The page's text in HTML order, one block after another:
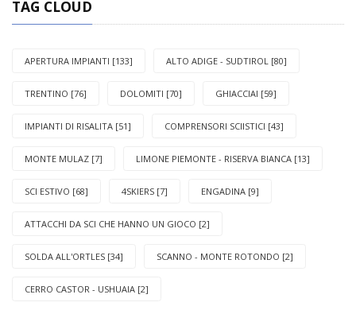
TAG CLOUD
APERTURA IMPIANTI [133] ALTO ADIGE - SUDTIROL [80]
TRENTINO [76] DOLOMITI [70] GHIACCIAI [59]
IMPIANTI DI RISALITA [51] COMPRENSORI SCIISTICI [43]
MONTE MULAZ [7] LIMONE PIEMONTE - RISERVA BIANCA [13]
SCI ESTIVO [68] 4SKIERS [7] ENGADINA [9]
ATTACCHI DA SCI CHE HANNO UN GIOCO [2]
SOLDA ALL'ORTLES [34] SCANNO - MONTE ROTONDO [2]
CERRO CASTOR - USHUAIA [2]